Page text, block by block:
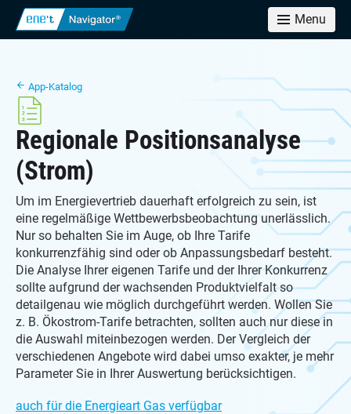
Menu
App-Katalog
Regionale Positionsanalyse
(Strom)
Um im Energievertrieb dauerhaft erfolgreich zu sein, ist
eine regelmäßige Wettbewerbsbeobachtung unerlässlich.
Nur so behalten Sie im Auge, ob Ihre Tarife
konkurrenzfähig sind oder ob Anpassungsbedarf besteht.
Die Analyse Ihrer eigenen Tarife und der Ihrer Konkurrenz
sollte aufgrund der wachsenden Produktvielfalt so
detailgenau wie möglich durchgeführt werden. Wollen Sie
z. B. Ökostrom-Tarife betrachten, sollten auch nur diese in
die Auswahl miteinbezogen werden. Der Vergleich der
verschiedenen Angebote wird dabei umso exakter, je mehr
Parameter Sie in Ihrer Auswertung berücksichtigen.
auch für die Energieart Gas verfügbar